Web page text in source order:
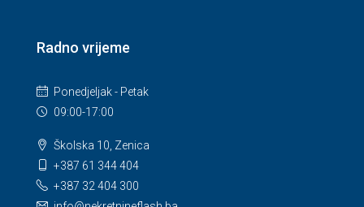
Radno vrijeme
Ponedjeljak - Petak
09:00-17:00
Školska 10, Zenica
+387 61 344 404
+387 32 404 300